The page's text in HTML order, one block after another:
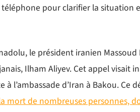
pour clarifier la situation
le président iranien Massoud
Ilham Aliyev. Cet appel visait
l’ambassade d’Iran à Bakou. Ce
mort de nombreuses personnes,